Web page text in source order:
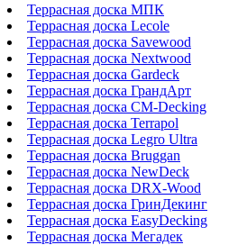
Террасная доска МПК
Террасная доска Lecole
Террасная доска Savewood
Террасная доска Nextwood
Террасная доска Gardeck
Террасная доска ГрандАрт
Террасная доска CM-Decking
Террасная доска Terrapol
Террасная доска Legro Ultra
Террасная доска Bruggan
Террасная доска NewDeck
Террасная доска DRX-Wood
Террасная доска ГринДекинг
Террасная доска EasyDecking
Террасная доска Мегадек